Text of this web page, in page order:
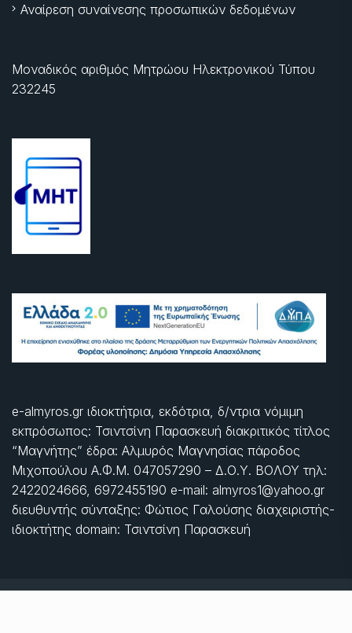
Αναίρεση συναίνεσης προσωπικών δεδομένων
Μοναδικός αριθμός Μητρώου Ηλεκτρονικού Τύπου
232245
e-almyros.gr ιδιοκτήτρια, εκδότρια, δ/ντρια νόμιμη
εκπρόσωπος: Τσιντσίνη Παρασκευή διακριτικός τίτλος
“Μαγνήτης” έδρα: Αλμυρός Μαγνησίας πάροδος
Μιχοπούλου Α.Φ.Μ. 047057290 – Δ.Ο.Υ. ΒΟΛΟΥ τηλ:
2422024666, 6972455190 e-mail: almyros1@yahoo.gr
διευθυντής σύνταξης: Φώτιος Γαλούσης διαχειριστής-
ιδιοκτήτης domain: Τσιντσίνη Παρασκευή